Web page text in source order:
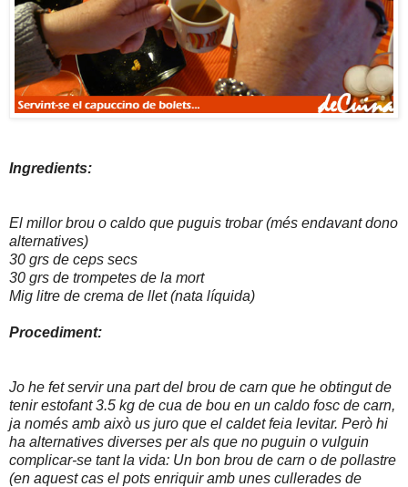
Ingredients:
El millor brou o caldo que puguis trobar (més endavant dono
alternatives)
30 grs de ceps secs
30 grs de trompetes de la mort
Mig litre de crema de llet (nata líquida)
Procediment:
Jo he fet servir una part del brou de carn que he obtingut de
tenir estofant 3.5 kg de cua de bou en un caldo fosc de carn,
ja només amb això us juro que el caldet feia levitar. Però hi
ha alternatives diverses per als que no puguin o vulguin
complicar-se tant la vida: Un bon brou de carn o de pollastre
(en aquest cas el pots enriquir amb unes cullerades de